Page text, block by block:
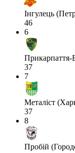
Інгулець
46
6
Прикарпаття-
37
7
Металіст
37
8
Пробій